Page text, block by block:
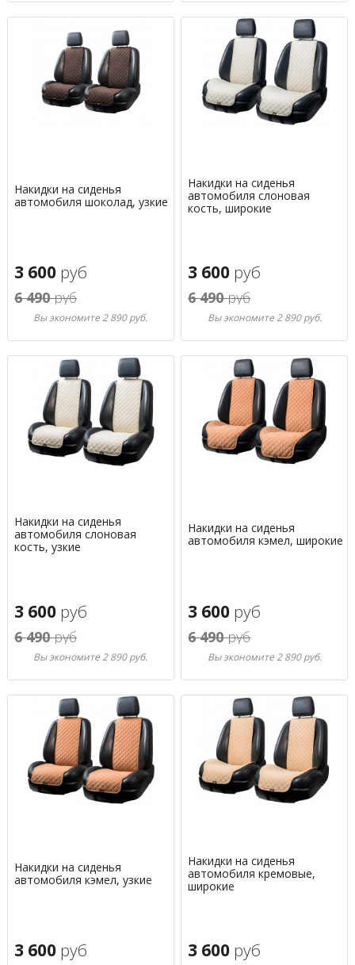
Накидки на сиденья
автомобиля шоколад, узкие
3 600 руб
6 490руб
Вы экономите 2 890 руб.
Накидки на сиденья
автомобиля слоновая
кость, широкие
3 600 руб
6 490руб
Вы экономите 2 890 руб.
Накидки на сиденья
автомобиля слоновая
кость, узкие
3 600 руб
6 490руб
Вы экономите 2 890 руб.
Накидки на сиденья
автомобиля кэмел, широкие
3 600 руб
6 490руб
Вы экономите 2 890 руб.
Накидки на сиденья
автомобиля кэмел, узкие
3 600 руб
Накидки на сиденья
автомобиля кремовые,
широкие
3 600 руб